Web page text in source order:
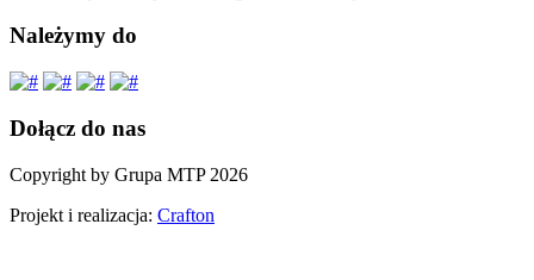
Należymy do
Dołącz do nas
Copyright by Grupa MTP 2026
Projekt i realizacja: Crafton